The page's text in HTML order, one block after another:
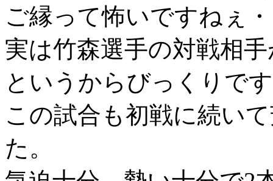
ご縁って怖いですねぇ
実は竹森選手の対戦相
というからびっくりで
この試合も初戦に続い
た。